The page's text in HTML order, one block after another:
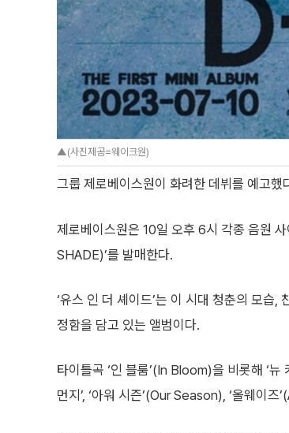
▲(사진제공=웨이크원)
그룹 제로베이스원이 화려한 데뷔를 예고했
제로베이스원은 10일 오후 6시 각종 음원
SHADE)’를 발매한다.
‘유스 인 더 셰이드’는 이 시대 청춘의 모습
정함을 담고 있는 앨범이다.
타이틀곡 ‘인 블룸’(In Bloom)을 비롯해 ‘뉴
먼지’, ‘아워 시즌’(Our Season), ‘올웨이